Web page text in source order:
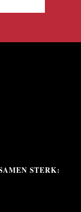
STERK: